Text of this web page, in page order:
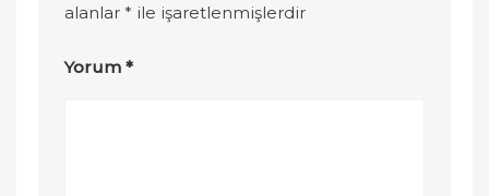
alanlar* ile işaretlenmişlerdir
Yorum*